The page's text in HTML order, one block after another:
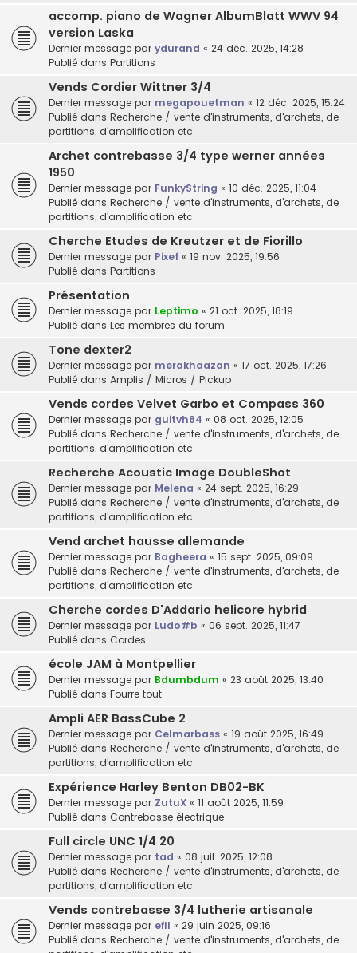
accomp. piano de Wagner AlbumBlatt WWV 94
version Laska
Dernier message par ydurand « 24 déc. 2025, 14:28
Publié dans Partitions
Vends Cordier Wittner 3/4
Dernier message par megapouetman « 12 déc. 2025, 15:24
Publié dans Recherche / vente d'instruments, d'archets, de
partitions, d'amplification etc.
Archet contrebasse 3/4 type werner années
1950
Dernier message par FunkyString « 10 déc. 2025, 11:04
Publié dans Recherche / vente d'instruments, d'archets, de
partitions, d'amplification etc.
Cherche Etudes de Kreutzer et de Fiorillo
Dernier message par Pixef « 19 nov. 2025, 19:56
Publié dans Partitions
Présentation
Dernier message par Leptimo « 21 oct. 2025, 18:19
Publié dans Les membres du forum
Tone dexter2
Dernier message par merakhaazan « 17 oct. 2025, 17:26
Publié dans Amplis / Micros / Pickup
Vends cordes Velvet Garbo et Compass 360
Dernier message par guitvh84 « 08 oct. 2025, 12:05
Publié dans Recherche / vente d'instruments, d'archets, de
partitions, d'amplification etc.
Recherche Acoustic Image DoubleShot
Dernier message par Melena « 24 sept. 2025, 16:29
Publié dans Recherche / vente d'instruments, d'archets, de
partitions, d'amplification etc.
Vend archet hausse allemande
Dernier message par Bagheera « 15 sept. 2025, 09:09
Publié dans Recherche / vente d'instruments, d'archets, de
partitions, d'amplification etc.
Cherche cordes D'Addario helicore hybrid
Dernier message par Ludo#b « 06 sept. 2025, 11:47
Publié dans Cordes
école JAM à Montpellier
Dernier message par Bdumbdum « 23 août 2025, 13:40
Publié dans Fourre tout
Ampli AER BassCube 2
Dernier message par Celmarbass « 19 août 2025, 16:49
Publié dans Recherche / vente d'instruments, d'archets, de
partitions, d'amplification etc.
Expérience Harley Benton DB02-BK
Dernier message par ZutuX « 11 août 2025, 11:59
Publié dans Contrebasse électrique
Full circle UNC 1/4 20
Dernier message par tad « 08 juil. 2025, 12:08
Publié dans Recherche / vente d'instruments, d'archets, de
partitions, d'amplification etc.
Vends contrebasse 3/4 lutherie artisanale
Dernier message par efll « 29 juin 2025, 09:16
Publié dans Recherche / vente d'instruments, d'archets, de